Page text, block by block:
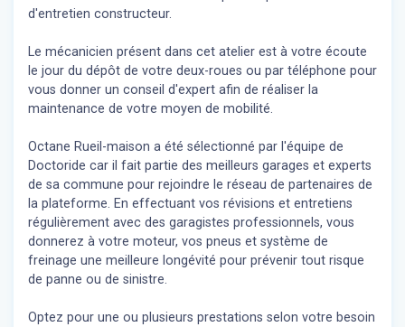
d'entretien constructeur.
Le mécanicien présent dans cet atelier est à votre écoute
le jour du dépôt de votre deux-roues ou par téléphone pour
vous donner un conseil d'expert afin de réaliser la
maintenance de votre moyen de mobilité.
Octane Rueil-maison a été sélectionné par l'équipe de
Doctoride car il fait partie des meilleurs garages et experts
de sa commune pour rejoindre le réseau de partenaires de
la plateforme. En effectuant vos révisions et entretiens
régulièrement avec des garagistes professionnels, vous
donnerez à votre moteur, vos pneus et système de
freinage une meilleure longévité pour prévenir tout risque
de panne ou de sinistre.
Optez pour une ou plusieurs prestations selon votre besoin